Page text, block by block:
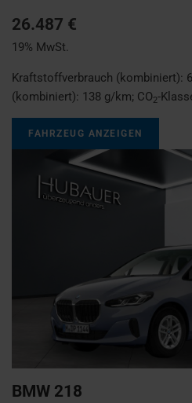
26.487 €
19% MwSt.
Kraftstoffverbrauch (kombiniert):
(kombiniert): 138 g/km; CO2-
FAHRZEUG ANZEIGEN
BMW 218